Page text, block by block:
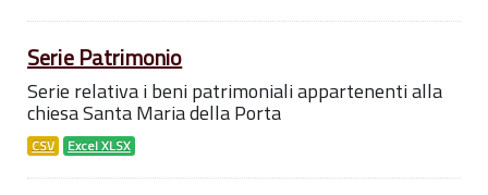
Serie Patrimonio
Serie relativa i beni patrimoniali appartenenti alla
chiesa Santa Maria della Porta
CSV Excel XLSX